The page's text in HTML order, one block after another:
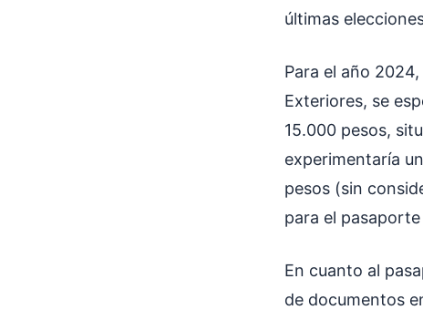
últimas
Para el año
Exteriores, se
15.000 pesos,
experimentaría
pesos (sin
para el
En cuanto al
de documentos